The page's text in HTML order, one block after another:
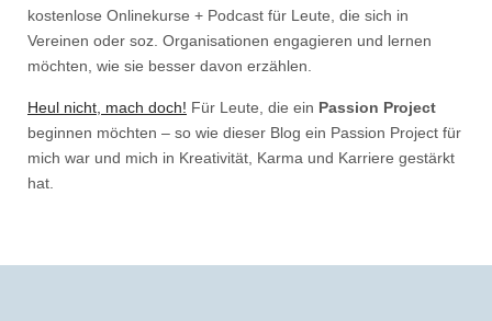
kostenlose Onlinekurse + Podcast für Leute, die sich in
Vereinen oder soz. Organisationen engagieren und lernen
möchten, wie sie besser davon erzählen.
Heul nicht, mach doch! Für Leute, die ein Passion Project
beginnen möchten – so wie dieser Blog ein Passion Project für
mich war und mich in Kreativität, Karma und Karriere gestärkt
hat.